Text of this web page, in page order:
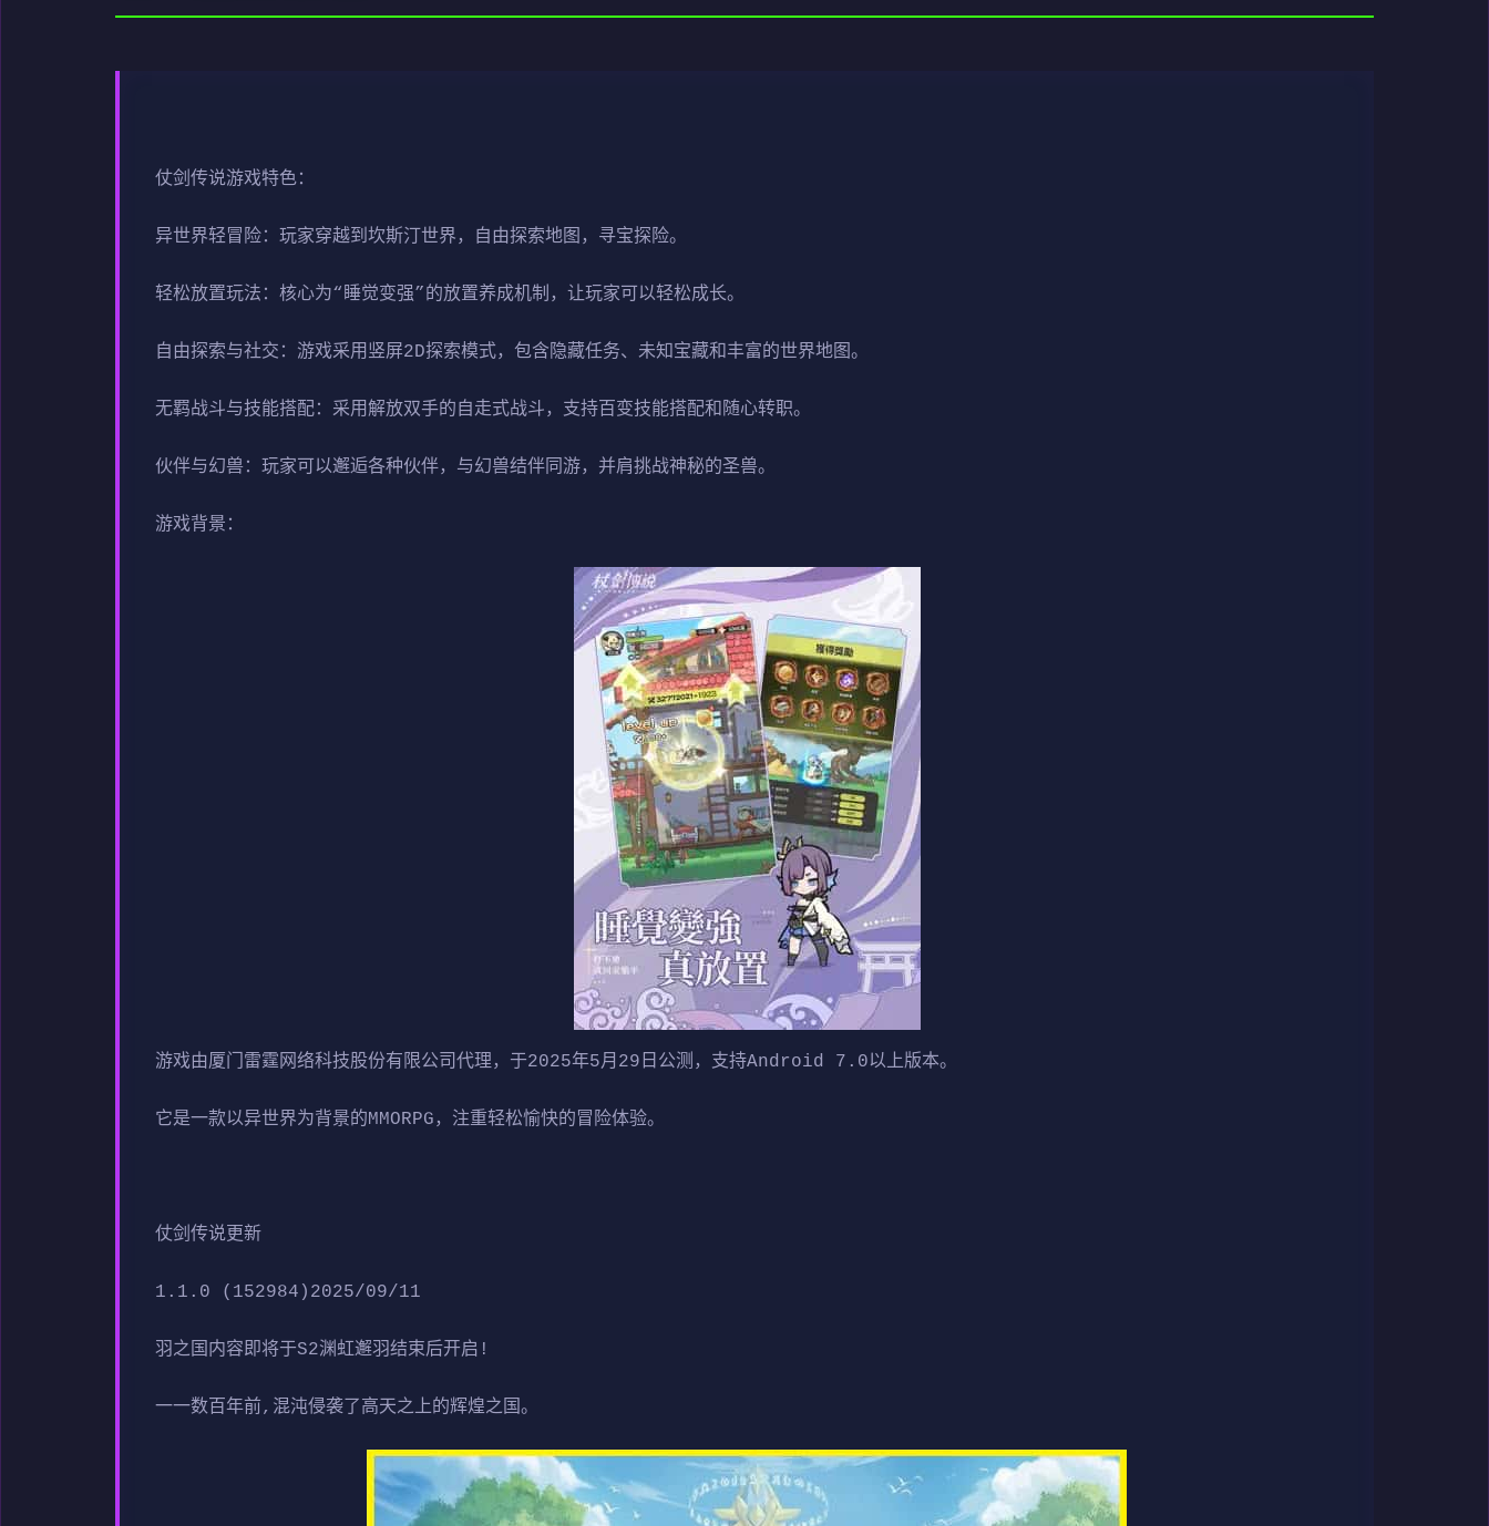
仗剑传说游戏特色：
异世界轻冒险：玩家穿越到坎斯汀世界，自由探索地图，寻宝探险。
轻松放置玩法：核心为“睡觉变强”的放置养成机制，让玩家可以轻松成长。
自由探索与社交：游戏采用竖屏2D探索模式，包含隐藏任务、未知宝藏和丰富的世界地图。
无羁战斗与技能搭配：采用解放双手的自走式战斗，支持百变技能搭配和随心转职。
伙伴与幻兽：玩家可以邂逅各种伙伴，与幻兽结伴同游，并肩挑战神秘的圣兽。
游戏背景：
游戏由厦门雷霆网络科技股份有限公司代理，于2025年5月29日公测，支持Android 7.0以上版本。
它是一款以异世界为背景的MMORPG，注重轻松愉快的冒险体验。
仗剑传说更新
1.1.0 (152984)2025/09/11
羽之国内容即将于S2渊虹邂羽结束后开启!
一一数百年前,混沌侵袭了高天之上的辉煌之国。